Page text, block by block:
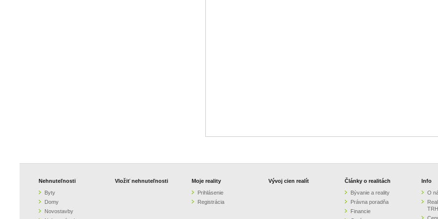
Nehnuteľnosti
Byty
Domy
Novostavby
Vložiť nehnuteľnosti
Moje reality
Prihlásenie
Registrácia
Vývoj cien realít
Články o realitách
Bývanie a reality
Právna poradňa
Financie
Info
O